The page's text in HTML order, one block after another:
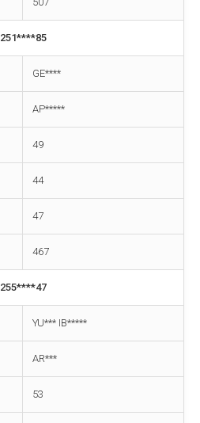
251****85
GE****
AP*****
49
44
47
467
255****47
YU*** IB*****
AR***
53